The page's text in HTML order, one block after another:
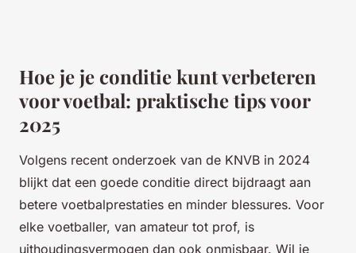
Hoe je je conditie kunt verbeteren
voor voetbal: praktische tips voor
2025
Volgens recent onderzoek van de KNVB in 2024
blijkt dat een goede conditie direct bijdraagt aan
betere voetbalprestaties en minder blessures. Voor
elke voetballer, van amateur tot prof, is
uithoudingsvermogen dan ook onmisbaar. Wil je